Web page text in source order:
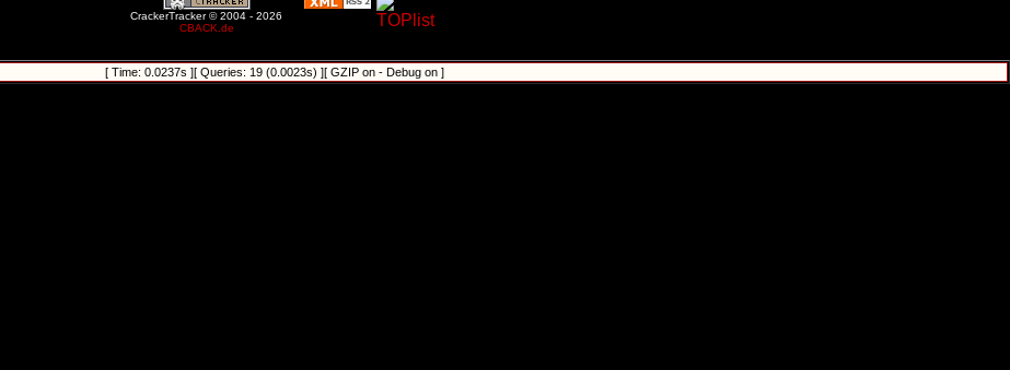
CrackerTracker © 2004 - 2026
CBACK.de
[ Time: 0.0237s ][ Queries: 19 (0.0023s) ][ GZIP on - Debug on ]